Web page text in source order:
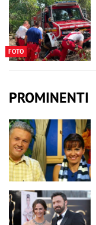
FOTO
PROMINENTI